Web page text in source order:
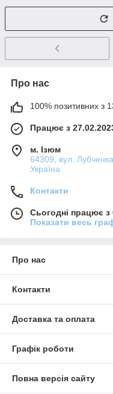
Про нас
100% позитивних з
Працює з
м. Ізюм
64309, вул.
Україна
Контакти
Сьогодні працює з
Показати весь
Про нас
Контакти
Доставка та оплата
Графік роботи
Повна версія сайту